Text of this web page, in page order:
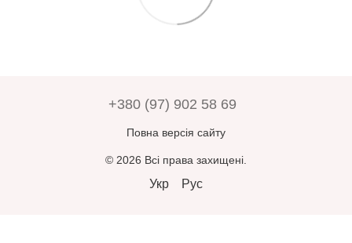
+380 (97) 902 58 69
Повна версія сайту
© 2026 Всі права захищені.
Укр Рус